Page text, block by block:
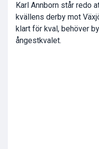
Karl Annborn står redo
kvällens derby mot
klart för kval, behöver
ångestkvalet.